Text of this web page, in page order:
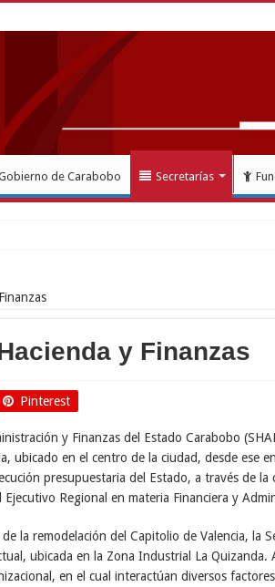
de Carabobo Secretarías
4F
y Finanzas
Pinterest
y Finanzas del Estado Carabobo
ubicado en el centro de la ciudad, desde ese
presupuestaria del Estado, a través de la
Regional en materia Financiera y
la remodelación del Capitolio de Valencia, la
ubicada en la Zona Industrial La Quizanda.
en el cual interactúan diversos